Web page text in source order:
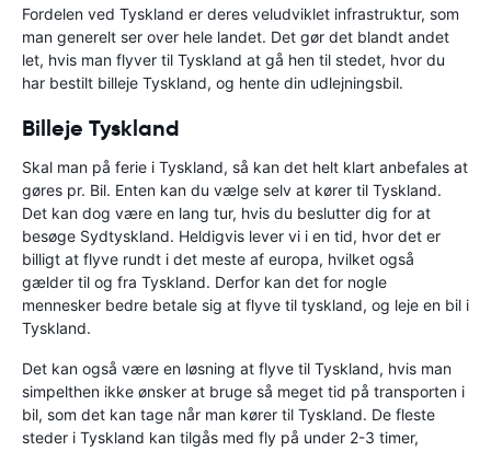
Fordelen ved Tyskland er deres veludviklet infrastruktur, som
man generelt ser over hele landet. Det gør det blandt andet
let, hvis man flyver til Tyskland at gå hen til stedet, hvor du
har bestilt billeje Tyskland, og hente din udlejningsbil.
Billeje Tyskland
Skal man på ferie i Tyskland, så kan det helt klart anbefales at
gøres pr. Bil. Enten kan du vælge selv at kører til Tyskland.
Det kan dog være en lang tur, hvis du beslutter dig for at
besøge Sydtyskland. Heldigvis lever vi i en tid, hvor det er
billigt at flyve rundt i det meste af europa, hvilket også
gælder til og fra Tyskland. Derfor kan det for nogle
mennesker bedre betale sig at flyve til tyskland, og leje en bil i
Tyskland.
Det kan også være en løsning at flyve til Tyskland, hvis man
simpelthen ikke ønsker at bruge så meget tid på transporten i
bil, som det kan tage når man kører til Tyskland. De fleste
steder i Tyskland kan tilgås med fly på under 2-3 timer,